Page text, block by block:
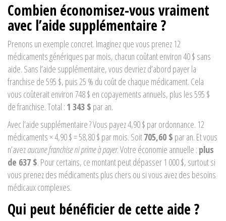
Combien économisez-vous vraiment
avec l’aide supplémentaire ?
Prenons un exemple concret. Imaginez que vous prenez 12
médicaments génériques par mois, chacun coûtant environ 40 $ sans
aide. Sans l’aide supplémentaire, vous devriez d’abord payer la
franchise de 595 $, puis 25 % du coût de chaque médicament. Cela
vous coûterait environ 748 $ en copayements annuels, plus les 595 $
de franchise. Total : 1 343 $ par an.
Avec l’aide supplémentaire ? Vous payez 4,90 $ par ordonnance. 12
médicaments × 4,90 $ = 58,80 $ par mois. Soit705,60 $ par an. Et vous
n’avezaucune franchise ni prime à payer. Votre économie annuelle : plus
de 637 $. Pour certains, ce montant peut dépasser 1 000 $, surtout si
vous prenez des médicaments plus chers ou si vous avez des besoins
médicaux complexes.
Qui peut bénéficier de cette aide ?